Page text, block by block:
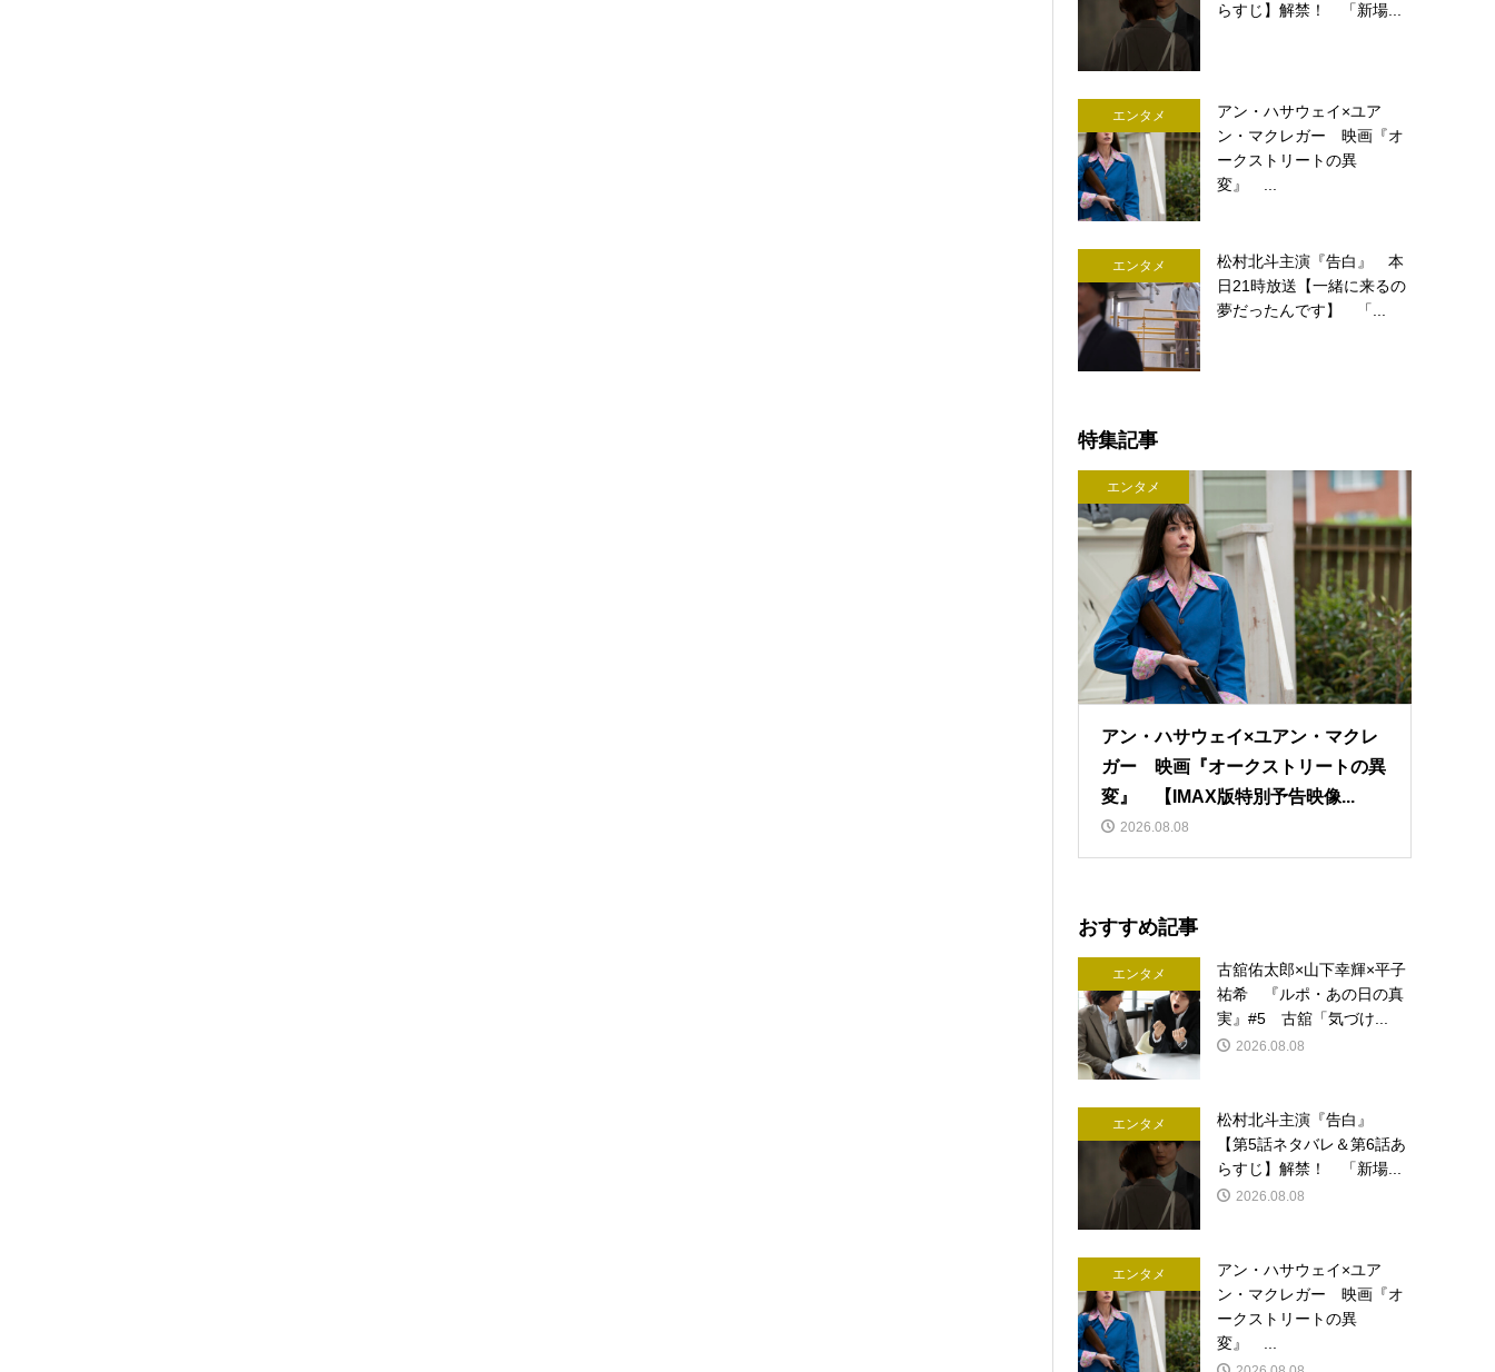
らすじ】解禁！ 「新場...
エンタメ
アン・ハサウェイ×ユア
ン・マクレガー 映画『オ
ークストリートの異
変』 ...
エンタメ
松村北斗主演『告白』 本
日21時放送【一緒に来るの
夢だったんです】 「...
特集記事
エンタメ
アン・ハサウェイ×ユアン・マクレ
ガー 映画『オークストリートの異
変』 【IMAX版特別予告映像...
2026.08.08
おすすめ記事
エンタメ
古舘佑太郎×山下幸輝×平子
祐希 『ルポ・あの日の真
実』#5 古舘「気づけ...
2026.08.08
エンタメ
松村北斗主演『告白』
【第5話ネタバレ＆第6話あ
らすじ】解禁！ 「新場...
2026.08.08
エンタメ
アン・ハサウェイ×ユア
ン・マクレガー 映画『オ
ークストリートの異
変』 ...